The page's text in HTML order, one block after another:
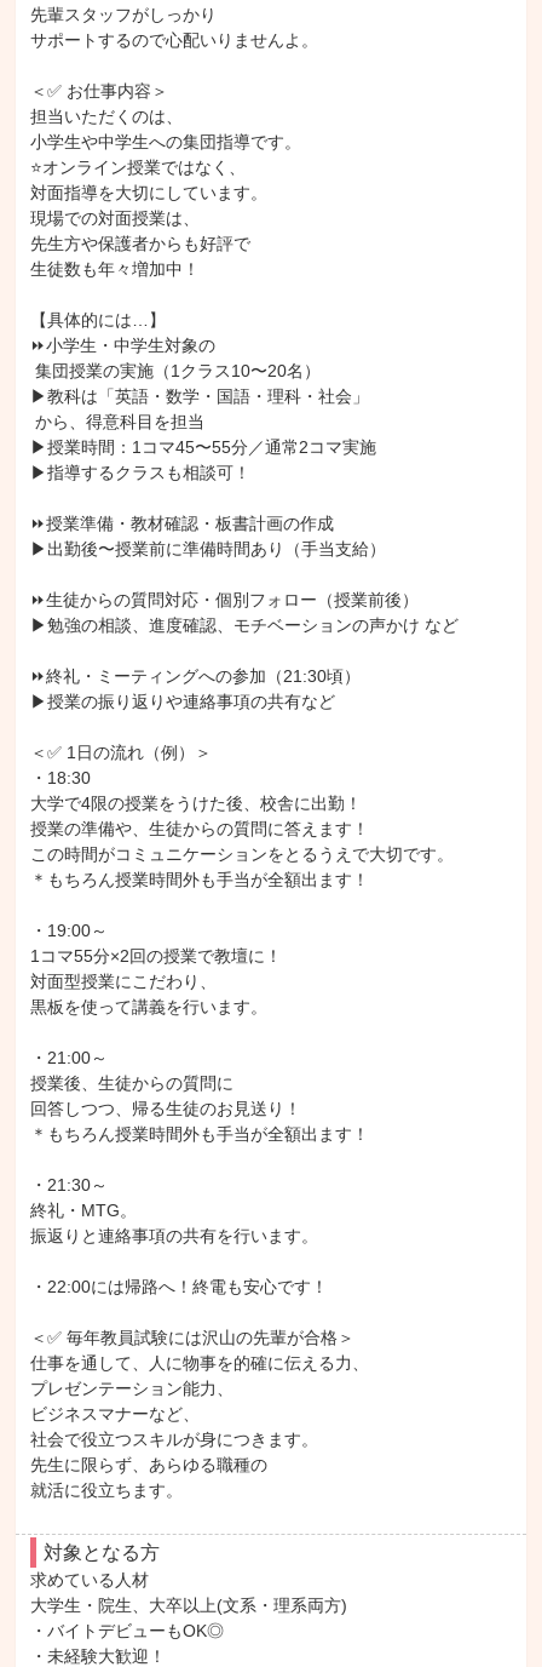
先輩スタッフがしっかり
サポートするので心配いりませんよ。
＜✅ お仕事内容＞
担当いただくのは、
小学生や中学生への集団指導です。
⭐オンライン授業ではなく、
対面指導を大切にしています。
現場での対面授業は、
先生方や保護者からも好評で
生徒数も年々増加中！
【具体的には…】
⏩小学生・中学生対象の
▶教科は「英語・数学・国語・理科・社会」
▶授業時間：1コマ45〜55分／通常2コマ実施
▶指導するクラスも相談可！
⏩授業準備・教材確認・板書計画の作成
▶出勤後〜授業前に準備時間あり（手当支給）
⏩生徒からの質問対応・個別フォロー（授業前後）
▶勉強の相談、進度確認、モチベーションの声かけ など
⏩終礼・ミーティングへの参加（21:30頃）
▶授業の振り返りや連絡事項の共有など
＜✅ 1日の流れ（例）＞
・18:30
大学で4限の授業をうけた後、校舎に出勤！
授業の準備や、生徒からの質問に答えます！
この時間がコミュニケーションをとるうえで大切です。
＊もちろん授業時間外も手当が全額出ます！
・19:00～
1コマ55分×2回の授業で教壇に！
対面型授業にこだわり、
黒板を使って講義を行います。
・21:00～
授業後、生徒からの質問に
回答しつつ、帰る生徒のお見送り！
＊もちろん授業時間外も手当が全額出ます！
・21:30～
終礼・MTG。
振返りと連絡事項の共有を行います。
・22:00には帰路へ！終電も安心です！
＜✅ 毎年教員試験には沢山の先輩が合格＞
仕事を通して、人に物事を的確に伝える力、
プレゼンテーション能力、
ビジネスマナーなど、
社会で役立つスキルが身につきます。
先生に限らず、あらゆる職種の
就活に役立ちます。
対象となる方
求めている人材
大学生・院生、大卒以上(文系・理系両方)
・バイトデビューもOK◎
・未経験大歓迎！